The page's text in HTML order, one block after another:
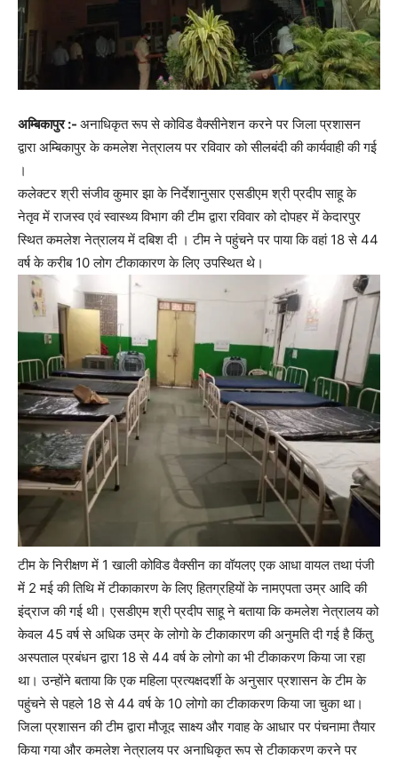
अम्बिकापुर :- अनाधिकृत रूप से कोविड वैक्सीनेशन करने पर जिला प्रशासन
द्वारा अम्बिकापुर के कमलेश नेत्रालय पर रविवार को सीलबंदी की कार्यवाही की गई
।
कलेक्टर श्री संजीव कुमार झा के निर्देशानुसार एसडीएम श्री प्रदीप साहू के
नेतृव में राजस्व एवं स्वास्थ्य विभाग की टीम द्वारा रविवार को दोपहर में केदारपुर
स्थित कमलेश नेत्रालय में दबिश दी । टीम ने पहुंचने पर पाया कि वहां 18 से 44
वर्ष के करीब 10 लोग टीकाकारण के लिए उपस्थित थे।
टीम के निरीक्षण में 1 खाली कोविड वैक्सीन का वॉयलए एक आधा वायल तथा पंजी
में 2 मई की तिथि में टीकाकारण के लिए हितग्रहियों के नामएपता उम्र आदि की
इंद्राज की गई थी। एसडीएम श्री प्रदीप साहू ने बताया कि कमलेश नेत्रालय को
केवल 45 वर्ष से अधिक उम्र के लोगो के टीकाकारण की अनुमति दी गई है किंतु
अस्पताल प्रबंधन द्वारा 18 से 44 वर्ष के लोगो का भी टीकाकरण किया जा रहा
था। उन्होंने बताया कि एक महिला प्रत्यक्षदर्शी के अनुसार प्रशासन के टीम के
पहुंचने से पहले 18 से 44 वर्ष के 10 लोगो का टीकाकरण किया जा चुका था।
जिला प्रशासन की टीम द्वारा मौजूद साक्ष्य और गवाह के आधार पर पंचनामा तैयार
किया गया और कमलेश नेत्रालय पर अनाधिकृत रूप से टीकाकरण करने पर